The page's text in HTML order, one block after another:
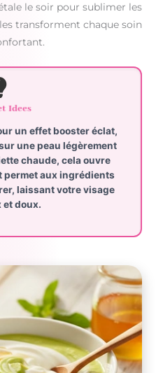
le soir pour sublimer les
transforment chaque soin
Idees
un effet booster éclat,
une peau légèrement
chaude, cela ouvre
permet aux ingrédients
laissant votre visage
et doux.